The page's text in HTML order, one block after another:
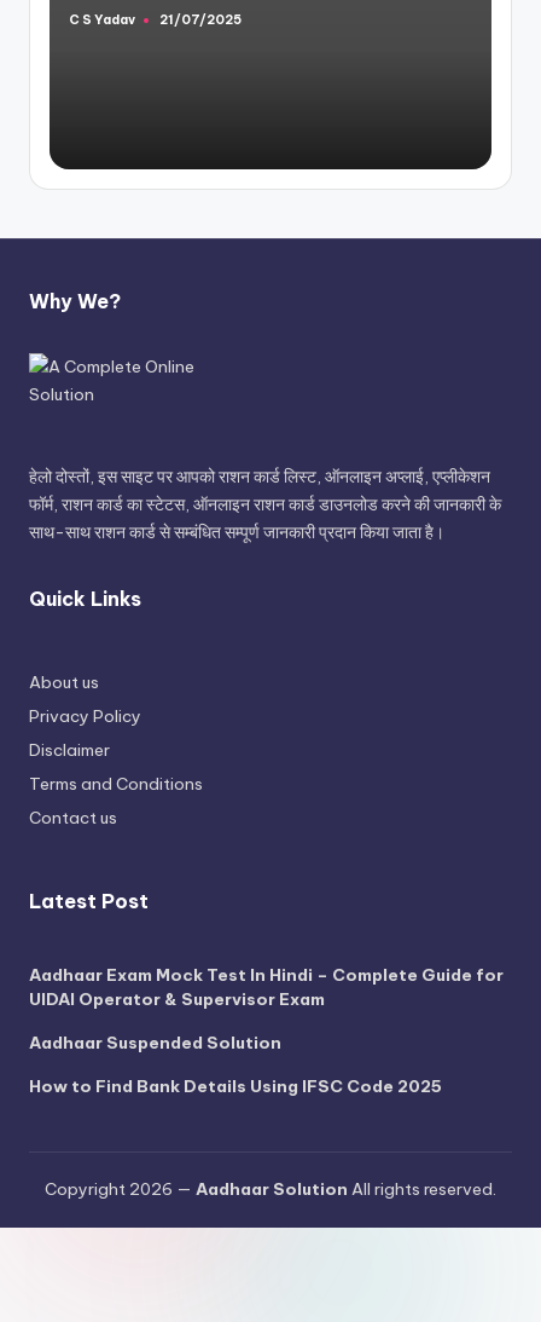
Posted
C S Yadav 21/07/2025
Why We?
हेलो दोस्तों, इस साइट पर आपको राशन कार्ड लिस्ट, ऑनलाइन अप्लाई, एप्लीकेशन
फॉर्म, राशन कार्ड का स्टेटस, ऑनलाइन राशन कार्ड डाउनलोड करने की जानकारी के
साथ-साथ राशन कार्ड से सम्बंधित सम्पूर्ण जानकारी प्रदान किया जाता है।
Quick Links
About us
Privacy Policy
Disclaimer
Terms and Conditions
Contact us
Latest Post
Aadhaar Exam Mock Test In Hindi – Complete Guide for
UIDAI Operator & Supervisor Exam
Aadhaar Suspended Solution
How to Find Bank Details Using IFSC Code 2025
Copyright 2026 — Aadhaar Solution All rights reserved.